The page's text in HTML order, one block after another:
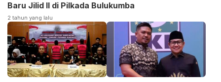
Baru Jilid II di Pilkada Bulukumba
2 tahun yang lalu